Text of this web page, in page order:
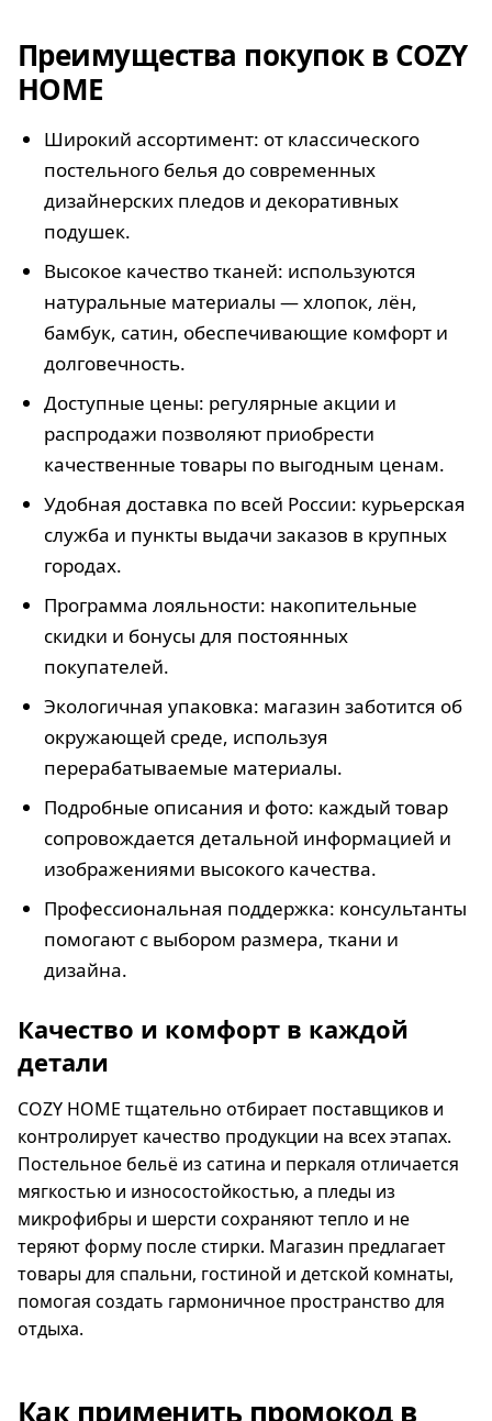
Преимущества покупок в COZY
HOME
Широкий ассортимент: от классического
постельного белья до современных
дизайнерских пледов и декоративных
подушек.
Высокое качество тканей: используются
натуральные материалы — хлопок, лён,
бамбук, сатин, обеспечивающие комфорт и
долговечность.
Доступные цены: регулярные акции и
распродажи позволяют приобрести
качественные товары по выгодным ценам.
Удобная доставка по всей России: курьерская
служба и пункты выдачи заказов в крупных
городах.
Программа лояльности: накопительные
скидки и бонусы для постоянных
покупателей.
Экологичная упаковка: магазин заботится об
окружающей среде, используя
перерабатываемые материалы.
Подробные описания и фото: каждый товар
сопровождается детальной информацией и
изображениями высокого качества.
Профессиональная поддержка: консультанты
помогают с выбором размера, ткани и
дизайна.
Качество и комфорт в каждой
детали
COZY HOME тщательно отбирает поставщиков и
контролирует качество продукции на всех этапах.
Постельное бельё из сатина и перкаля отличается
мягкостью и износостойкостью, а пледы из
микрофибры и шерсти сохраняют тепло и не
теряют форму после стирки. Магазин предлагает
товары для спальни, гостиной и детской комнаты,
помогая создать гармоничное пространство для
отдыха.
Как применить промокод в